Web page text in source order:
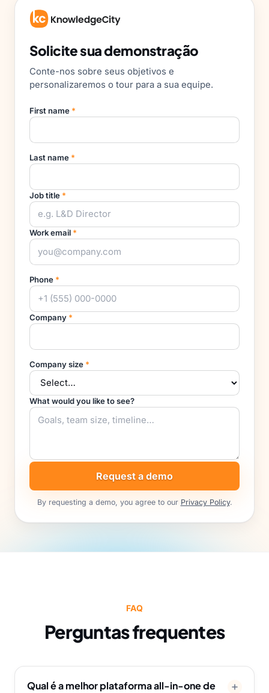
Solicite sua demonstração
Conte-nos sobre seus objetivos e
personalizaremos o tour para a sua equipe.
First name *
Last name *
Job title *
Work email *
Phone *
Company *
Company size *
What would you like to see?
Request a demo
By requesting a demo, you agree to our Privacy Policy.
FAQ
Perguntas frequentes
Qual é a melhor plataforma all-in-one de